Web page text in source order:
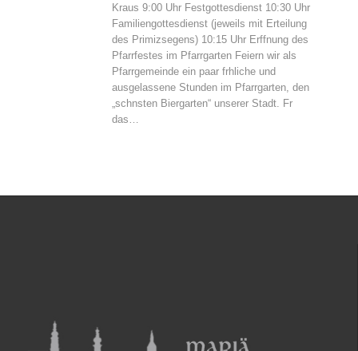
Kraus 9:00 Uhr Festgottesdienst 10:30 Uhr
Familiengottesdienst (jeweils mit Erteilung
des Primizsegens) 10:15 Uhr Erffnung des
Pfarrfestes im Pfarrgarten Feiern wir als
Pfarrgemeinde ein paar frhliche und
ausgelassene Stunden im Pfarrgarten, den
„schnsten Biergarten“ unserer Stadt. Fr
das…